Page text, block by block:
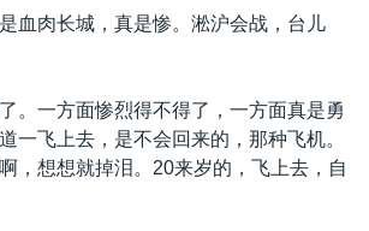
血肉长城，真是惨。淞沪会战，台儿
。一方面惨烈得不得了，一方面真是勇
一飞上去，是不会回来的，那种飞机。
，想想就掉泪。20来岁的，飞上去，自